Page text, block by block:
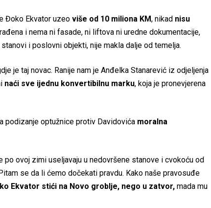
Đoko Ekvator uzeo više od 10 miliona KM, nikad nisu
i nema ni fasade, ni liftova ni uredne dokumentacije,
i poslovni objekti, nije makla dalje od temelja.
je taj novac. Ranije nam je Anđelka Stanarević iz odjeljenja
naći sve ijednu konvertibilnu marku, koja je pronevjerena
podizanje optužnice protiv Davidovića moralna
po ovoj zimi useljavaju u nedovršene stanove i cvokoću od
se da li ćemo dočekati pravdu. Kako naše pravosuđe
Ekvator stići na Novo groblje, nego u zatvor, mada mu